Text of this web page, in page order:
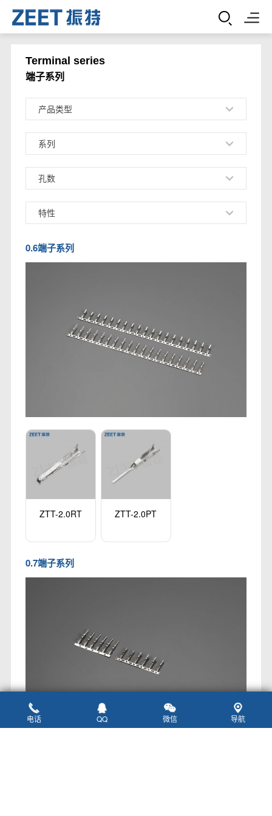
Terminal series
端子系列
产品类型
系列
孔数
特性
0.6端子系列
ZTT-2.0RT ZTT-2.0PT
0.7端子系列
电话 QQ 微信 导航